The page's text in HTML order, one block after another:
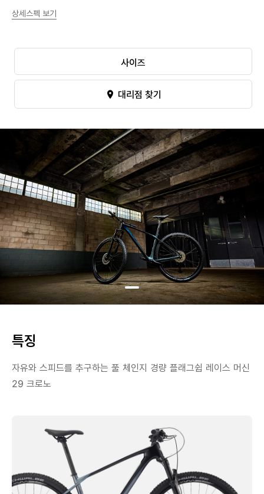
상세스펙 보기
사이즈
대리점 찾기
특징
자유와 스피드를 추구하는 풀 체인지 경량 플래그쉽 레이스 머신
29 크로노